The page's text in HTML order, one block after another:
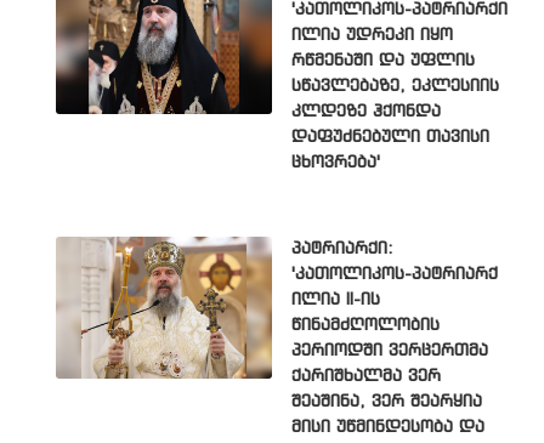
'კათოლიკოს-პატრიარქი
ილია უდრეკი იყო
რწმენაში და უფლის
სწავლებაზე, ეკლესიის
კლდეზე ჰქონდა
დაფუძნებული თავისი
ცხოვრება'
პატრიარქი:
'კათოლიკოს-პატრიარქ
ილია II-ის
წინამძღოლობის
პერიოდში ვერცერთმა
ქარიშხალმა ვერ
შეაშინა, ვერ შეარყია
მისი უწმინდესობა და